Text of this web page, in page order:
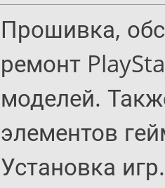
Прошивка,
ремонт
моделей.
элементов
Установка игр.